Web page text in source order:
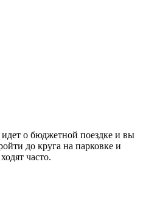
идет о бюджетной поездке и вы
до круга на парковке и
часто.